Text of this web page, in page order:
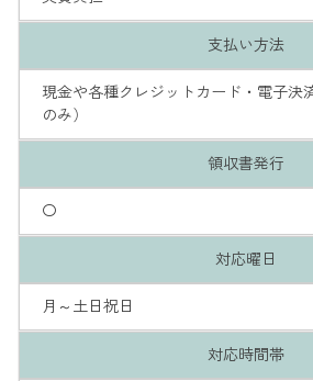
支払い方法
現金や各種クレジットカード・電子決
のみ）
領収書発行
〇
対応曜日
月～土日祝日
対応時間帯